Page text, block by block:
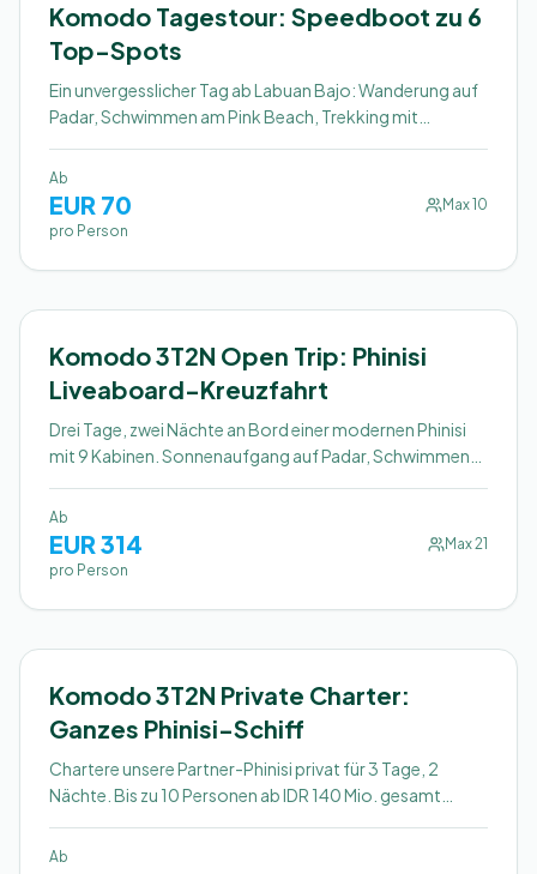
Komodo Tagestour: Speedboot zu 6
Top-Spots
Ein unvergesslicher Tag ab Labuan Bajo: Wanderung auf
Padar, Schwimmen am Pink Beach, Trekking mit
Schnorcheln mit Mantarochen am Manta Point und
Abschluss in der Turtle Bay.
Ab
EUR 70
pro Person
Max10
Komodo 3T2N Open Trip: Phinisi
Liveaboard-Kreuzfahrt
Drei Tage, zwei Nächte an Bord einer modernen Phinisi
mit 9 Kabinen. Sonnenaufgang auf Padar, Schwimmen
Flughund-Sonnenuntergang am Kalong.
Ab
EUR 314
pro Person
Max21
Komodo 3T2N Private Charter:
Ganzes Phinisi-Schiff
Chartere unsere Partner-Phinisi privat für 3 Tage, 2
Nächte. Bis zu 10 Personen ab IDR 140 Mio. gesamt
Crew, dein Schiff. Keine Fremden.
Ab